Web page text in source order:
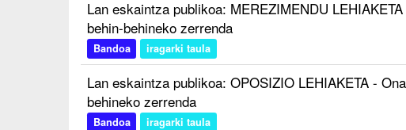
Lan eskaintza publikoa: MEREZIMENDU
behin-behineko zerrenda
Bandoa iragarki taula
Lan eskaintza publikoa: OPOSIZIO LEHIAKETA -
behineko zerrenda
Bandoa iragarki taula